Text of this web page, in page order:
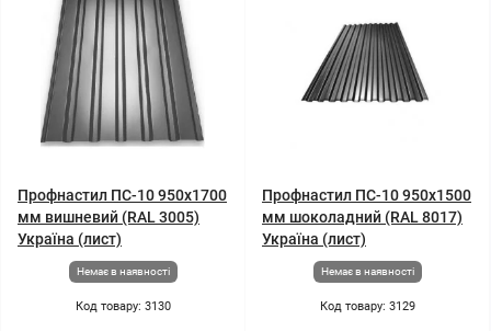
Профнастил ПС-10 950x1700
мм вишневий (RAL 3005)
Україна (лист)
Немає в наявності
Код товару: 3130
Профнастил ПС-10 950x1500
мм шоколадний (RAL 8017)
Україна (лист)
Немає в наявності
Код товару: 3129